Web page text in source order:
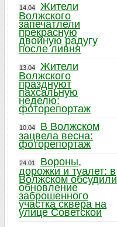
14.04
Жители
Волжского
запечатлели
прекрасную
двойную радугу
после ливня
13.04
Жители
Волжского
празднуют
пахсальную
неделю:
фоторепортаж
10.04
В Волжском
зацвела весна:
фоторепортаж
24.01
Вороны,
дорожки и туалет: в
Волжском обсудили
обновление
заброшенного
участка сквера на
улице Советской